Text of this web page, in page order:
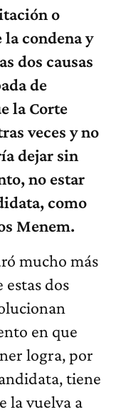
o
condena y
dos causas
de
la Corte
veces y no
dejar sin
no estar
como
Menem.
mucho más
estas dos
en que
logra, por
tiene
la vuelva a